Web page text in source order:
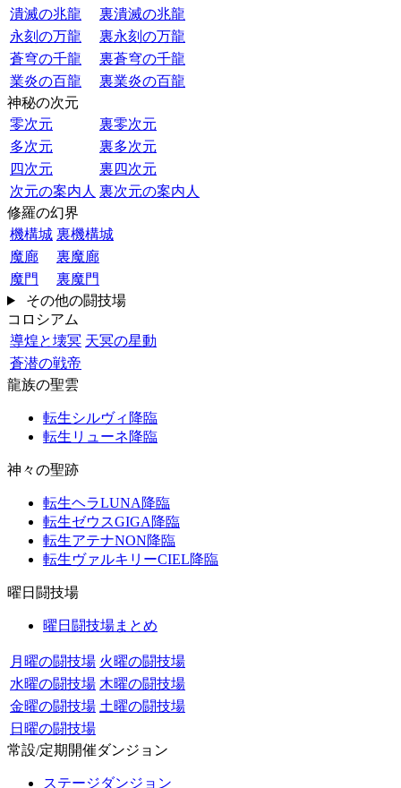
潰滅の兆龍
裏潰滅の兆龍
永刻の万龍
裏永刻の万龍
蒼穹の千龍
裏蒼穹の千龍
業炎の百龍
裏業炎の百龍
神秘の次元
零次元
裏零次元
多次元
裏多次元
四次元
裏四次元
次元の案内人 裏次元の案内人
修羅の幻界
機構城 裏機構城
魔廊
裏魔廊
魔門
裏魔門
その他の闘技場
コロシアム
導煌と壊冥 天冥の星動
蒼潜の戦帝
龍族の聖雲
転生シルヴィ降臨
転生リューネ降臨
神々の聖跡
転生ヘラLUNA降臨
転生ゼウスGIGA降臨
転生アテナNON降臨
転生ヴァルキリーCIEL降臨
曜日闘技場
曜日闘技場まとめ
月曜の闘技場 火曜の闘技場
水曜の闘技場 木曜の闘技場
金曜の闘技場 土曜の闘技場
日曜の闘技場
常設/定期開催ダンジョン
ステージダンジョン